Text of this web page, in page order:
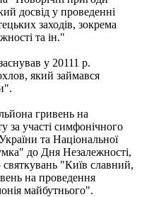
досвід у проведенні
заходів, зокрема
та ін."
у 20111 р.
який займався
гривень на
за участі симфонічного
та Національної
до Дня Незалежності,
святкувань "Київ славний,
на проведення
майбутнього".